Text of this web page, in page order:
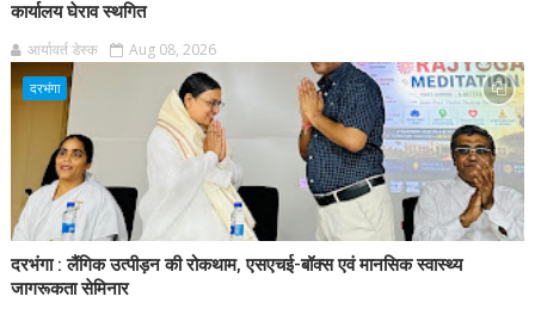
कार्यालय घेराव स्थगित
आर्यावर्त डेस्क Aug 08, 2026
दरभंगा
दरभंगा : लैंगिक उत्पीड़न की रोकथाम, एसएचई-बॉक्स एवं मानसिक स्वास्थ्य
जागरूकता सेमिनार